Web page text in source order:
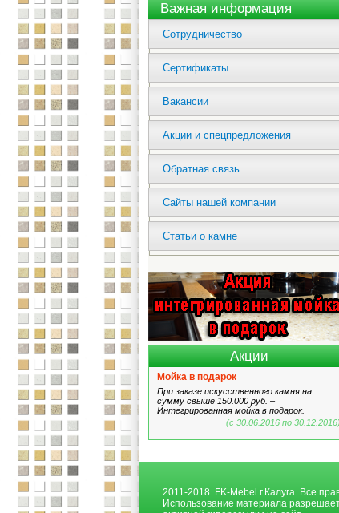
Важная информация
Сотрудничество
Сертификаты
Вакансии
Акции и спецпредложения
Обратная связь
Сайты нашей компании
Статьи о камне
Акции
Мойка в подарок
При заказе искусственного камня на
сумму свыше 150.000 руб. –
Интегрированная мойка в подарок.
(с 30.06.2016 по 30.12.2016)
2011-2018. FK-Mebel г.Калуга. Все
Использование материала